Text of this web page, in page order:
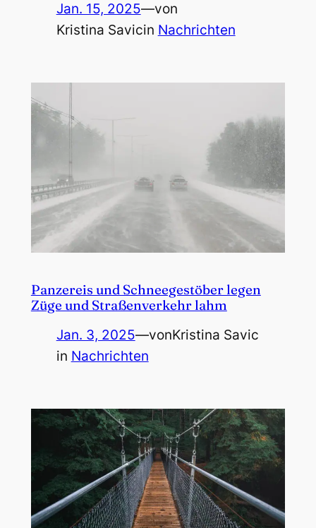
Jan. 15, 2025—von
Kristina Savicin Nachrichten
Panzereis und Schneegestöber legen
Züge und Straßenverkehr lahm
Jan. 3, 2025—vonKristina Savic
in Nachrichten